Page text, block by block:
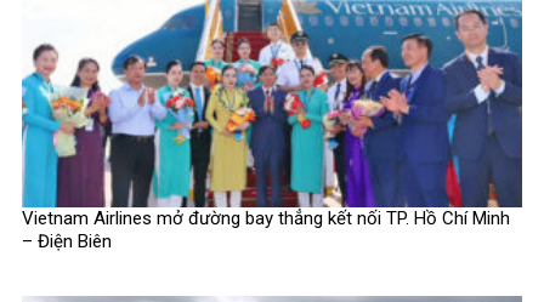
Vietnam Airlines mở đường bay thẳng kết nối TP. Hồ Chí Minh
– Điện Biên